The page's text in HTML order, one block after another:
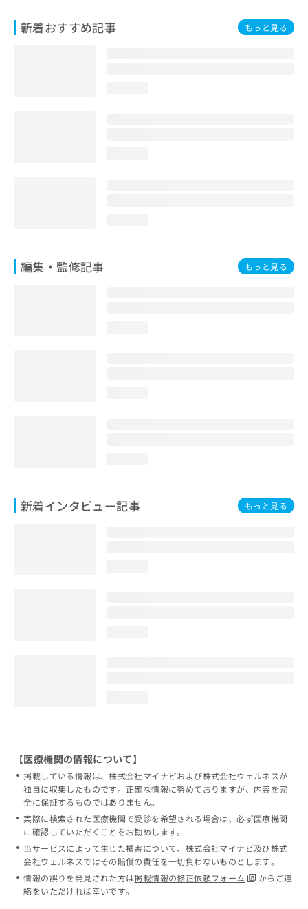
新着おすすめ記事 もっと見る
編集・監修記事 もっと見る
新着インタビュー記事 もっと見る
問
い
【医療機関の情報について】
掲載している情報は、株式会社マイナビおよび株式会社ウェルネスが
独自に収集したものです。正確な情報に努めておりますが、内容を完
全に保証するものではありません。
実際に検索された医療機関で受診を希望される場合は、必ず医療機関
に確認していただくことをお勧めします。
当サービスによって生じた損害について、株式会社マイナビ及び株式
会社ウェルネスではその賠償の責任を一切負わないものとします。
情報の誤りを発見された方は掲載情報の修正依頼フォーム
からご連
絡をいただければ幸いです。